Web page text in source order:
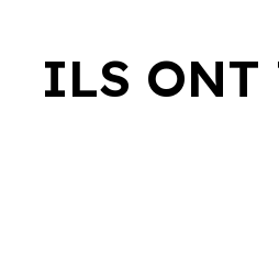
ILS ONT